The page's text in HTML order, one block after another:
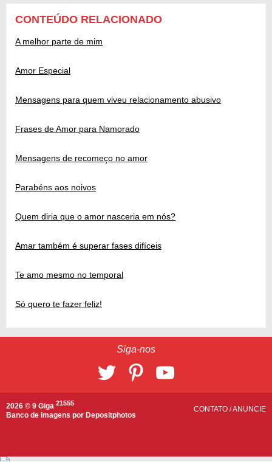
CONTEÚDO RELACIONADO
A melhor parte de mim
Amor Especial
Mensagens para quem viveu relacionamento abusivo
Frases de Amor para Namorado
Mensagens de recomeço no amor
Parabéns aos noivos
Quem diria que o amor nasceria em nós?
Amar também é superar fases difíceis
Te amo mesmo no temporal
Só quero te fazer feliz!
Siga-nos
2026 © 9 Giga 21555
Banco de imagens por Depositphotos
CONTATO /ANUNCIE